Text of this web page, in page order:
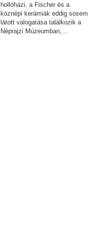
hollóházi, a Fischer és a
köznépi kerámiák eddig sosem
látott válogatása találkozik a
Néprajzi Múzeumban,…